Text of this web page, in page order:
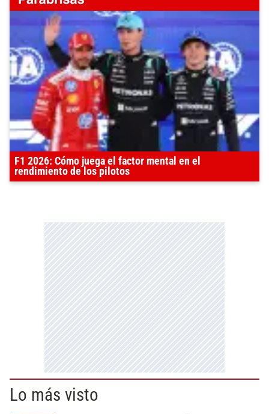
F1 2026: Cómo juega el factor mental en el
rendimiento de los pilotos
Lo más visto